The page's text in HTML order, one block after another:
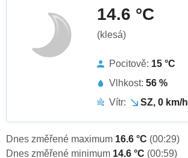
14.6 °C
(klesá)
Pocitově: 15 °C
Vlhkost: 56 %
Vítr:
SZ, 0 km/h
Dnes změřené maximum 16.6 °C (00:29)
Dnes změřené minimum 14.6 °C (00:59)